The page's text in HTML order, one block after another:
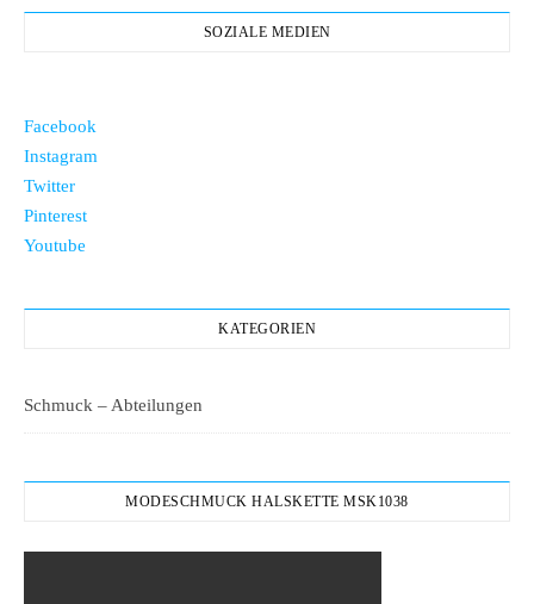
SOZIALE MEDIEN
Facebook
Instagram
Twitter
Pinterest
Youtube
KATEGORIEN
Schmuck – Abteilungen
MODESCHMUCK HALSKETTE MSK1038